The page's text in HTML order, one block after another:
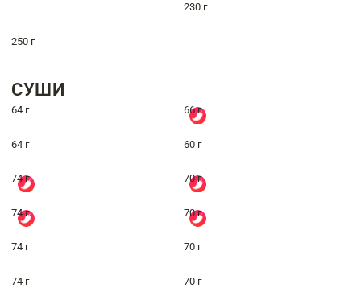
230 г
250 г
СУШИ
64 г 66 г
64 г 60 г
74 г 70 г
74 г 70 г
74 г 70 г
74 г 70 г